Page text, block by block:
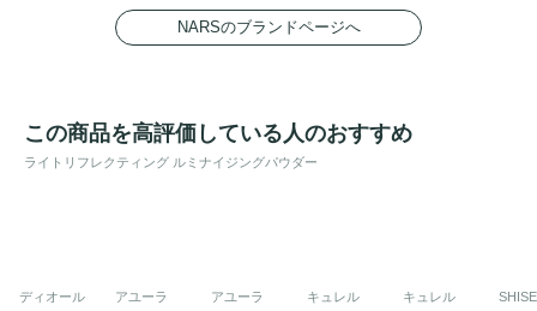
NARSのブランドページへ
この商品を高評価している人のおすすめ
ライトリフレクティング ルミナイジングパウダー
ディオール アユーラ アユーラ キュレル キュレル